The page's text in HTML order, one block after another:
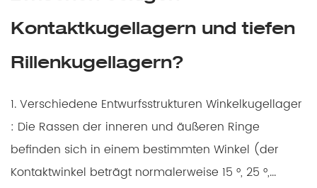
Kontaktkugellagern und tiefen
Rillenkugellagern?
1. Verschiedene Entwurfsstrukturen Winkelkugellager
: Die Rassen der inneren und äußeren Ringe
befinden sich in einem bestimmten Winkel (der
Kontaktwinkel beträgt normalerweise 15 °, 25 °,...